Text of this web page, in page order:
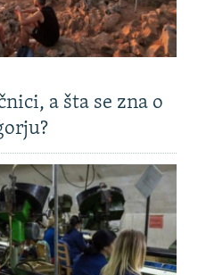
a šta se zna o